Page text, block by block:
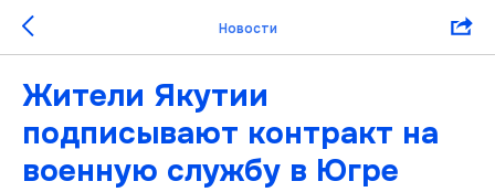
Новости
Жители Якутии
подписывают контракт на
военную службу в Югре